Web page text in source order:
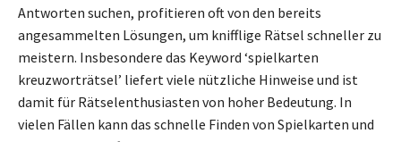
Antworten suchen, profitieren oft von den bereits
angesammelten Lösungen, um knifflige Rätsel schneller zu
meistern. Insbesondere das Keyword ‘spielkarten
kreuzworträtsel’ liefert viele nützliche Hinweise und ist
damit für Rätselenthusiasten von hoher Bedeutung. In
vielen Fällen kann das schnelle Finden von Spielkarten und